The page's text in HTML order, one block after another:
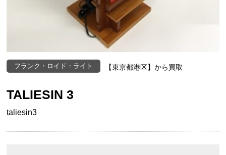
フランク・ロイド・ライト 【東京都港区】から買取
TALIESIN 3
taliesin3